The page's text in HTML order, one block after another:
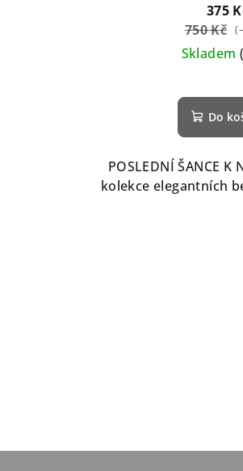
375
750 Kč
Skladem
Do
POSLEDNÍ ŠANCE K
kolekce elegantních